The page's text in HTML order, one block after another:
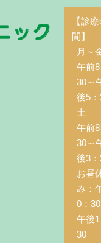
【診
間】
月～
午前
30～
後5
土
午前
30～
後3
お昼
み：
0：
午後
30